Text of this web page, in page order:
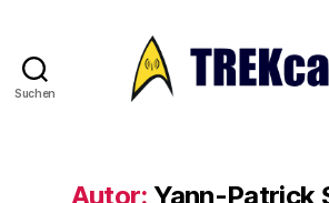
Suchen
Autor: Yann-Patrick